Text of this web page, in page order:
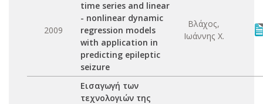
2009
time series and linear
- nonlinear dynamic
regression models
with application in
predicting epileptic
seizure
Βλάχος,
Ιωάννης Χ.
Εισαγωγή των
τεχνολογιών της